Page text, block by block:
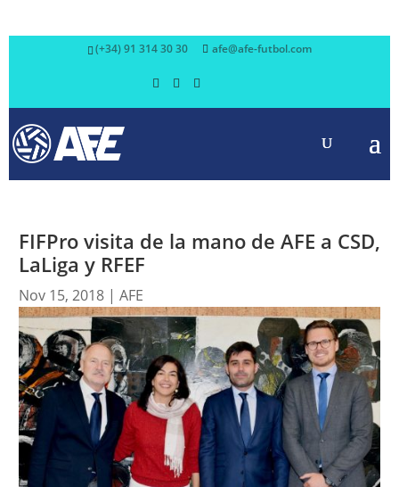
(+34) 91 314 30 30 afe@afe-futbol.com
FIFPro visita de la mano de AFE a CSD,
LaLiga y RFEF
Nov 15, 2018| AFE